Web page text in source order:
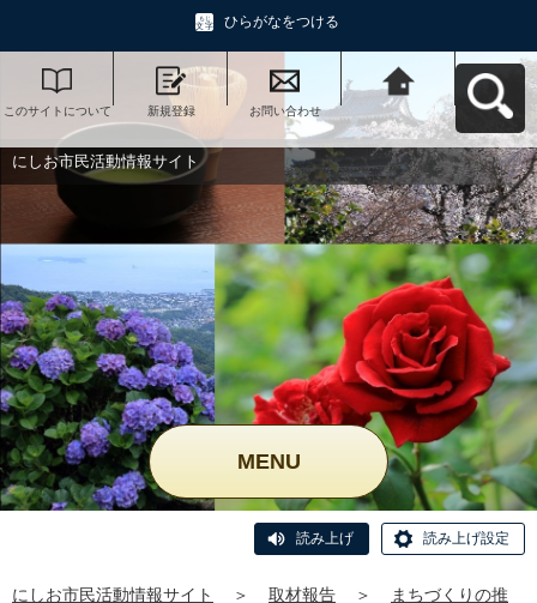
ひらがなをつける
このサイトについて 新規登録 お問い合わせ
にしお市民活動情報
サイトへ戻る
にしお市民活動情報サイト
MENU
読み上げ 読み上げ設定
にしお市民活動情報サイト ＞ 取材報告 ＞
まちづくりの推